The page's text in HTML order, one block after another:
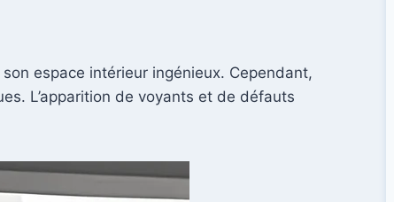
espace intérieur ingénieux. Cependant,
L’apparition de voyants et de défauts